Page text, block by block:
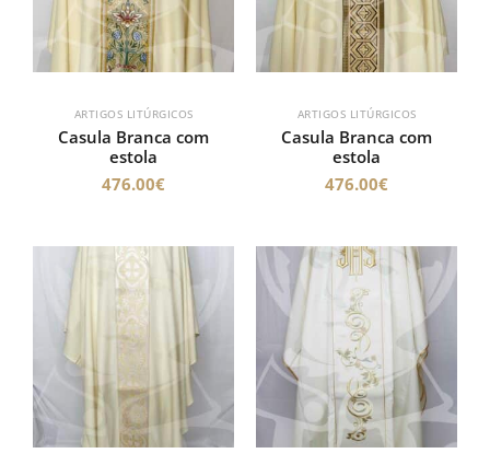
ARTIGOS LITÚRGICOS
Casula Branca com
estola
476.00€
ARTIGOS LITÚRGICOS
Casula Branca com
estola
476.00€